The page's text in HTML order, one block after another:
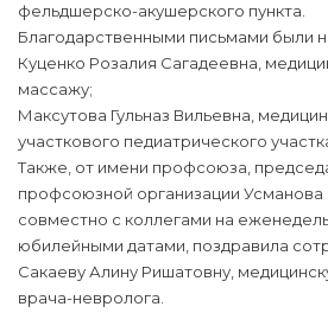
фельдшерско-акушерского пункта.
Благодарственными письмами были
Куценко Розалия Сагадеевна,
массажу;
Максутова Гульназ Вильевна,
участкового педиатрического
Также, от имени профсоюза,
профсоюзной организации
совместно с коллегами на
юбилейными датами, поздравила
Сакаеву Алину Ришатовну,
врача-невролога.